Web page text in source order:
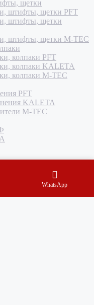
WhatsApp
щетки
штифты, щетки PFT
штифты, щетки
штифты, щетки M-TEC
колпаки PFT
колпаки KALETA
колпаки M-TEC
PFT
KALETA
M-TEC